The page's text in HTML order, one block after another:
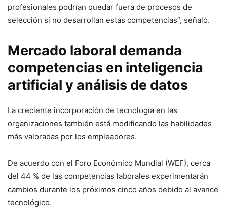
profesionales podrían quedar fuera de procesos de
selección si no desarrollan estas competencias”, señaló.
Mercado laboral demanda
competencias en inteligencia
artificial y análisis de datos
La creciente incorporación de tecnología en las
organizaciones también está modificando las habilidades
más valoradas por los empleadores.
De acuerdo con el Foro Económico Mundial (WEF), cerca
del 44 % de las competencias laborales experimentarán
cambios durante los próximos cinco años debido al avance
tecnológico.